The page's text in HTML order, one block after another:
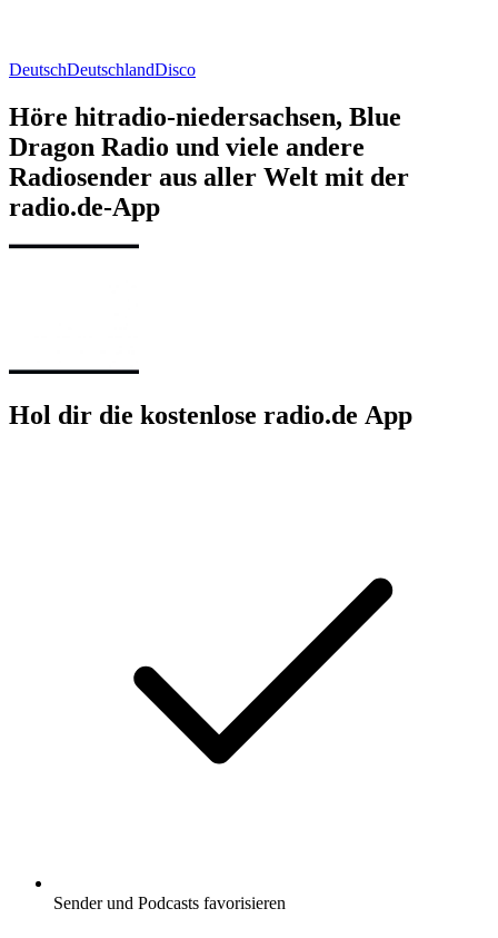
DeutschDeutschlandDisco
Höre hitradio-niedersachsen, Blue
Dragon Radio und viele andere
Radiosender aus aller Welt mit der
radio.de-App
Hol dir die kostenlose radio.de App
Sender und Podcasts favorisieren